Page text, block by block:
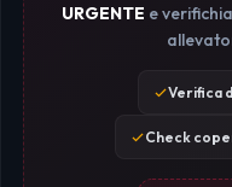
URGENTE e
Verifica
Check